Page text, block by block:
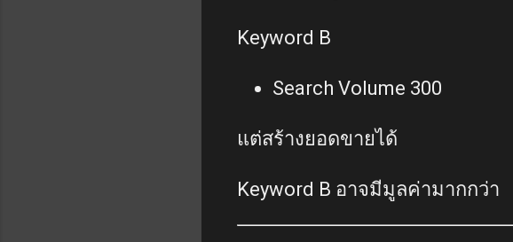
Keyword B
Search Volume 300
แต่สร้างยอดขายได้
Keyword B อาจมีมูลค่ามากกว่า